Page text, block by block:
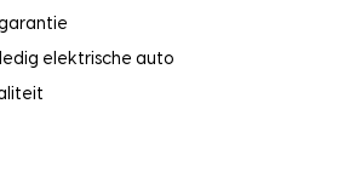
elektrische auto